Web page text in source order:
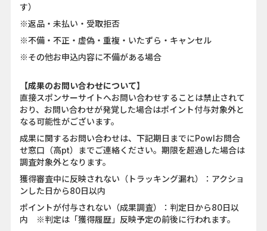
す）
※返品・未払い・受取拒否
※不備・不正・虚偽・重複・いたずら・キャンセル
※その他お申込内容に不備がある場合
【成果のお問い合わせについて】
直接スポンサーサイトへお問い合わせすることは禁止されて
おり、お問い合わせが発覚した場合はポイント付与対象外と
なる可能性がございます。
成果に関するお問い合わせは、下記期日までにPowlお問合
せ窓口（高pt）までご連絡ください。期限を超過した場合は
調査対象外となります。
獲得審査中に反映されない（トラッキング漏れ）：アクショ
ンした日から80日以内
ポイントが付与されない（成果調査）：判定日から80日以
内 ※判定は「獲得履歴」反映予定の前後に行われます。